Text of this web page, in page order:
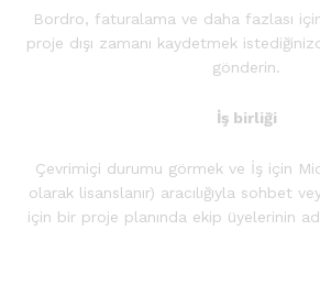
Bordro, faturalama ve daha fazlası
proje dışı zamanı kaydetmek
gönderin.
İş birliği
Çevrimiçi durumu görmek ve İş için
olarak lisanslanır) aracılığıyla sohbet
için bir proje planında ekip üyelerinin